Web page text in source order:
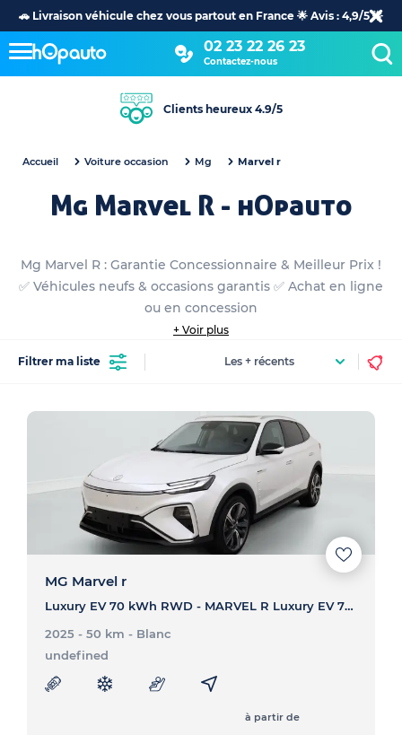
🚗 Livraison véhicule chez vous partout en France 🌟 Avis : 4,9/5 🌟
02 23 22 26 23
Contactez-nous
Clients heureux 4.9/5
Accueil Voiture occasion Mg Marvel r
Mg Marvel R - hOpauto
Mg Marvel R : Garantie Concessionnaire & Meilleur Prix !
✅ Véhicules neufs & occasions garantis ✅ Achat en ligne
ou en concession
+ Voir plus
Filtrer ma liste
MG Marvel r
Luxury EV 70 kWh RWD - MARVEL R Luxury EV 70 kWh RWD
2025 - 50 km - Blanc
undefined
à partir de